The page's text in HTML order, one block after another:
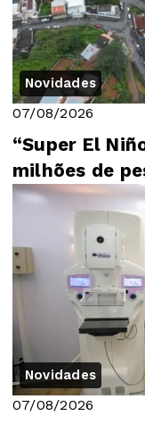
Novidades
07/08/2026
“Super El
milhões de
Novidades
07/08/2026